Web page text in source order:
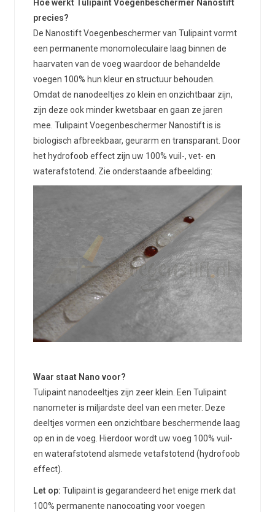
Hoe werkt Tulipaint Voegenbeschermer Nanostift
precies?
De Nanostift Voegenbeschermer van Tulipaint vormt
een permanente monomoleculaire laag binnen de
haarvaten van de voeg waardoor de behandelde
voegen 100% hun kleur en structuur behouden.
Omdat de nanodeeltjes zo klein en onzichtbaar zijn,
zijn deze ook minder kwetsbaar en gaan ze jaren
mee. Tulipaint Voegenbeschermer Nanostift is is
biologisch afbreekbaar, geurarm en transparant. Door
het hydrofoob effect zijn uw 100% vuil-, vet- en
waterafstotend. Zie onderstaande afbeelding:
Waar staat Nano voor?
Tulipaint nanodeeltjes zijn zeer klein. Een Tulipaint
nanometer is miljardste deel van een meter. Deze
deeltjes vormen een onzichtbare beschermende laag
op en in de voeg. Hierdoor wordt uw voeg 100% vuil-
en waterafstotend alsmede vetafstotend (hydrofoob
effect).
Let op: Tulipaint is gegarandeerd het enige merk dat
100% permanente nanocoating voor voegen